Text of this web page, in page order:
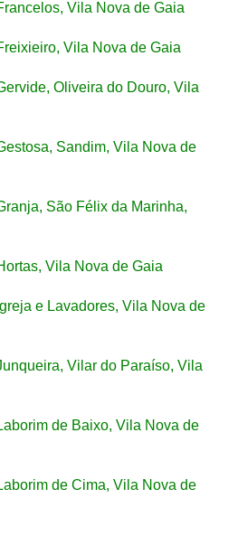
Vila Nova de Gaia
Vila Nova de Gaia
Oliveira do Douro, Vila
Sandim, Vila Nova de
São Félix da Marinha,
Vila Nova de Gaia
e Lavadores, Vila Nova de
Vilar do Paraíso, Vila
de Baixo, Vila Nova de
de Cima, Vila Nova de